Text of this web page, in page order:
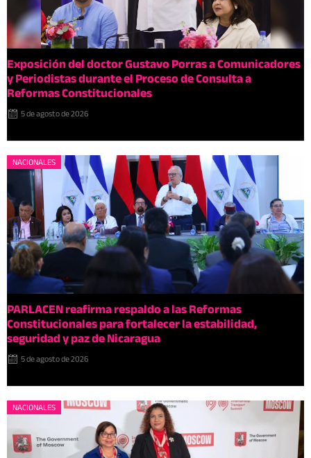
Exposición del doctor Gustavo Porras a Comunicadores
y Periodistas durante el Proceso de Consulta a
Reformas Constitucionales
5 de agosto de 2026
NACIONALES
PARLACEN reafirma respaldo a las Reformas
Constitucionales para fortalecer la estabilidad,
seguridad y paz de Nicaragua
5 de agosto de 2026
NACIONALES